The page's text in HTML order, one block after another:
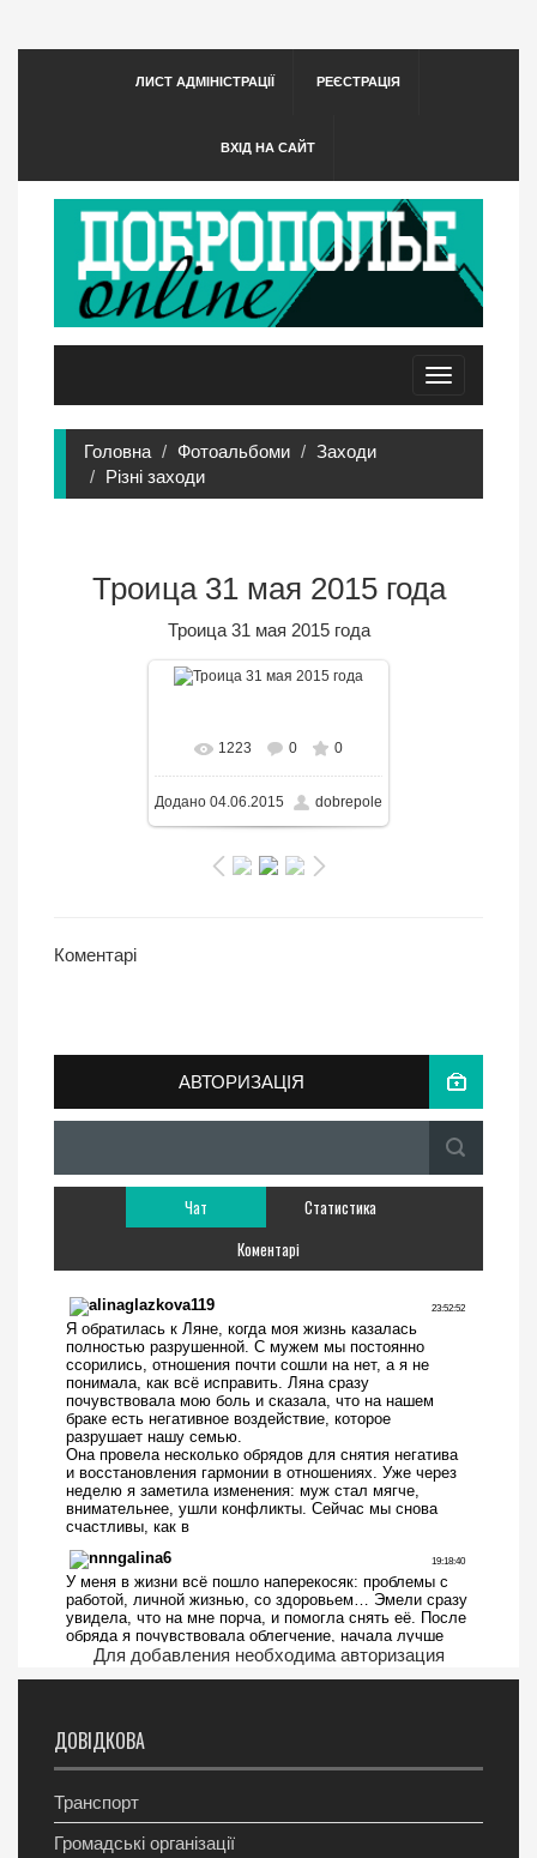
ЛИСТ АДМІНІСТРАЦІЇ РЕЄСТРАЦІЯ
ВХІД НА САЙТ
Toggle
navigation
Головна Фотоальбоми
Заходи
Різні заходи
Троица 31 мая 2015 года
Троица 31 мая 2015 года
1000x666/ 148.5KB
1223 0 0
Додано 04.06.2015 dobrepole
Коментарі
АВТОРИЗАЦІЯ
Чат
Статистика
Коментарі
Для добавления необходима авторизация
ДОВІДКОВА
Транспорт
Громадські організації